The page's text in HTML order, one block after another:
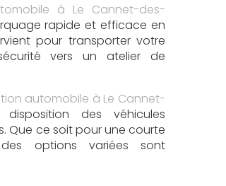
à Le Cannet-des-
rapide et efficace en
pour transporter votre
vers un atelier de
automobile à Le Cannet-
des véhicules
Que ce soit pour une courte
options variées sont